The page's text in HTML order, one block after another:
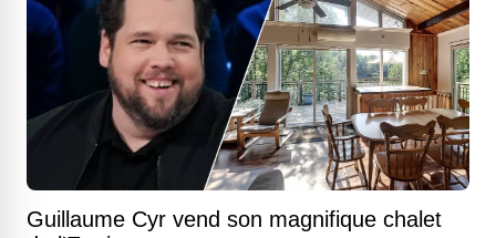
Guillaume Cyr vend son magnifique chalet